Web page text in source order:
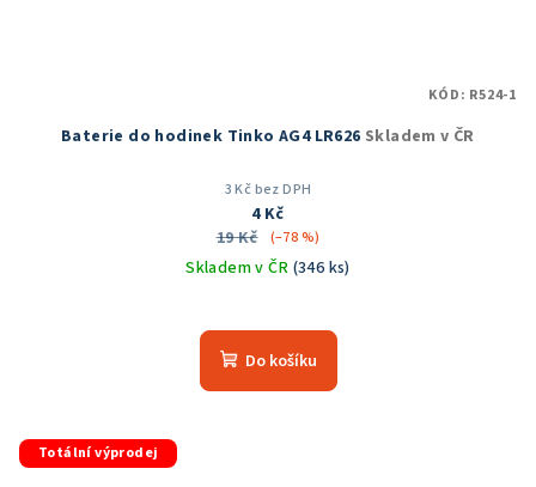
Baterie do hodinek Tinko AG4 LR626 Skladem v ČR
3 Kč bez DPH
4 Kč
19 Kč
(–78 %)
Skladem v ČR (346 ks)
hodnocení
produktu
Do košíku
KÓD: R524-1
Totální výprodej